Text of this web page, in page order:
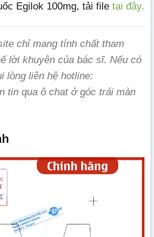
Egilok 100mg, tải file tại đây.
chỉ mang tính chất tham
lời khuyên của bác sĩ. Nếu có
lòng liên hệ hotline:
tin qua ô chat ở góc trái màn